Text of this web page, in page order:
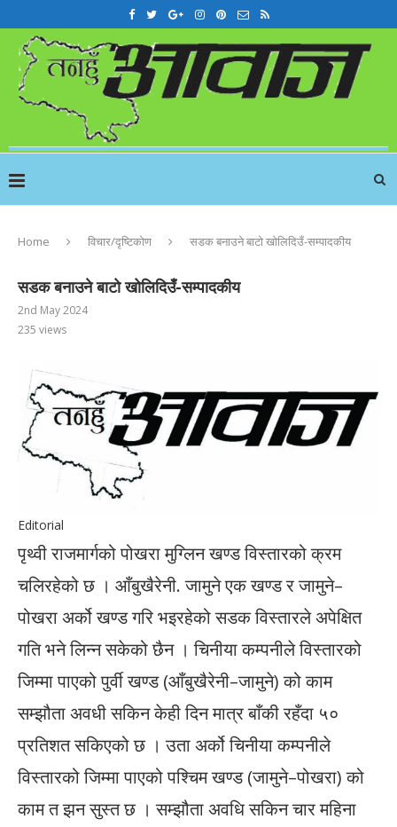
Home विचार/दृष्टिकोण सडक बनाउने बाटो खोलिदिउँ-सम्पादकीय
सडक बनाउने बाटो खोलिदिउँ-सम्पादकीय
2nd May 2024
235 views
Editorial
पृथ्वी राजमार्गको पोखरा मुग्लिन खण्ड विस्तारको क्रम
चलिरहेको छ । आँबुखैरेनी. जामुने एक खण्ड र जामुने–
पोखरा अर्को खण्ड गरि भइरहेको सडक विस्तारले अपेक्षित
गति भने लिन्न सकेको छैन । चिनीया कम्पनीले विस्तारको
जिम्मा पाएको पुर्वी खण्ड (आँबुखैरेनी–जामुने) को काम
सम्झौता अवधी सकिन केही दिन मात्र बाँकी रहँदा ५०
प्रतिशत सकिएको छ । उता अर्को चिनीया कम्पनीले
विस्तारको जिम्मा पाएको पश्चिम खण्ड (जामुने–पोखरा) को
काम त झन सुस्त छ । सम्झौता अवधि सकिन चार महिना